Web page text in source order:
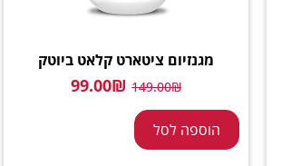
מגנזיום ציטארט קלאט ביוטק
149.00₪
99.00₪
הוספה לסל